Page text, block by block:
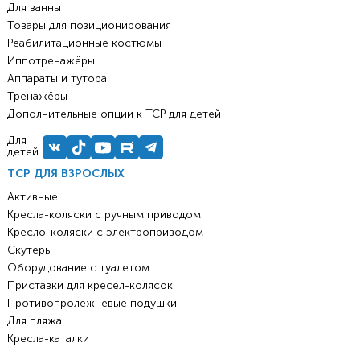
ТСР ДЛЯ ВЗРОСЛЫХ
Активные
Кресла-коляски с ручным приводом
Кресло-коляски с электроприводом
Скутеры
Оборудование с туалетом
Приставки для кресел-колясок
Противопролежневые подушки
Для пляжа
Кресла-каталки
Для ванны
Товары для позиционирования
Реабилитационные костюмы
Иппотренажёры
Аппараты и тутора
Тренажёры
Дополнительные опции к ТСР для детей
Для
детей